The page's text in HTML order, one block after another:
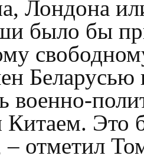
Лондона
было бы
военно-
Китаем.
отметил